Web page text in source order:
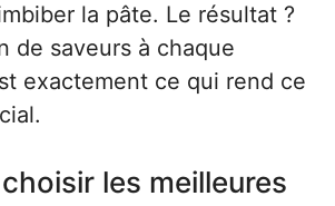
la pâte. Le résultat ?
de saveurs à chaque
exactement ce qui rend ce
les meilleures